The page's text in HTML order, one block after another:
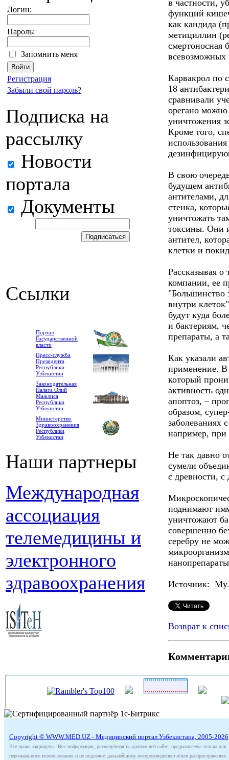
Логин:
Пароль:
Запомнить меня
Регистрация
Забыли свой пароль?
Подписка на
рассылку
Новости
портала
Документы
Ссылки
Портал
Государственной
власти
Пресс-служба
Президента
Республики
Узбекистан
Законодательная
Палата Олий
Мажлиса
Республики
Узбекистан
Министерство
Здравоохранения
Республики
Узбекистан
Наши партнеры
Международная
ассоциация
телемедицины и
электронного
здравоохранения
в частности,
функций
как кандида
метициллин
смертоносная
всевозможных
Карвакрол по
18
сравнивали
орегано можно
уничтожения
Кроме того,
В свою
будущем
антителами,
стенка,
уничтожать
токсины. Они
антител,
клетки и
Рассказывая о
компании, ее
"Большинство
внутри
будут куда
и бактериям,
препараты, а
Как указали
применение. В
который
активность
апоптоз, –
образом,
заболеваниях
например, при
Не так давно
сумели
с древности,
поднимают
уничтожают
совершенно
серебру не
Источник:
Возврат к
Copyright © WWW.MED.UZ - Медицинский портал Узбекистана, 2005-2026
Все права защищены. Вся информация, размещённая на данном веб-сайте, предназначена только для
персонального использования и не подлежит дальнейшему воспроизведению и/или распространению